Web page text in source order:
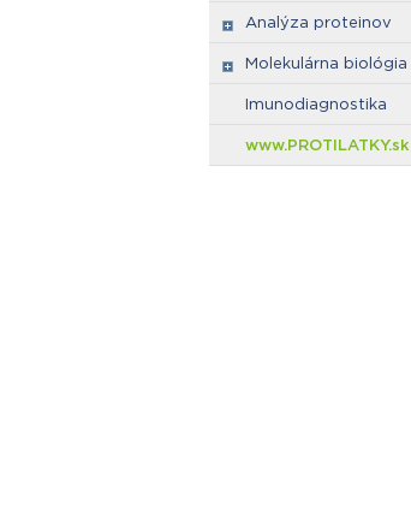
Analýza proteinov
Molekulárna biológia
Imunodiagnostika
www.PROTILATKY.sk